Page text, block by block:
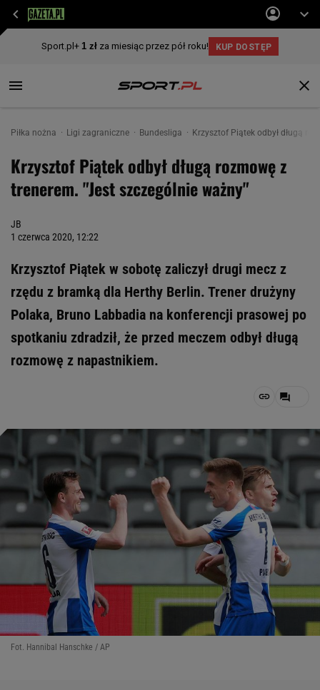
Piłka nożna Ligi zagraniczne Bundesliga Krzysztof Piątek odbył długą
Krzysztof Piątek odbył długą rozmowę z
trenerem. "Jest szczególnie ważny"
JB
1 czerwca 2020, 12:22
Krzysztof Piątek w sobotę zaliczył drugi mecz z
rzędu z bramką dla Herthy Berlin. Trener drużyny
Polaka, Bruno Labbadia na konferencji prasowej po
spotkaniu zdradził, że przed meczem odbył długą
rozmowę z napastnikiem.
Fot. Hannibal Hanschke / AP